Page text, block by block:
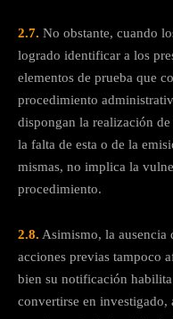
2.7. No obstante, cuando
logrado identificar a los
elementos de prueba que
procedimiento
dispongan la realización
la falta de esta o de la
mismas, no implica la
procedimiento.
2.8. Asimismo, la ausencia
acciones previas tampoco
bien su notificación
convertirse en investigado,